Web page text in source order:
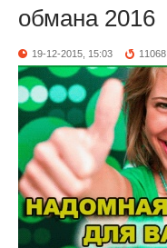
обмана 2016
19-12-2015, 15:03 11068